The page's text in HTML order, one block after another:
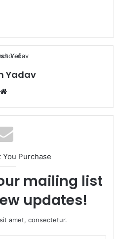
Yadav
b
s
i
e
Purchase
mailing list
updates!
amet, consectetur.